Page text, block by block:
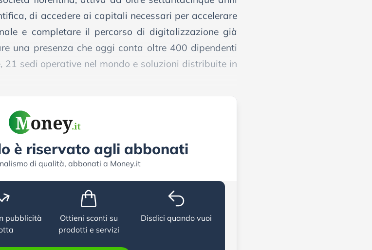
di accedere ai capitali necessari per accelerare
e completare il percorso di digitalizzazione già
una presenza che oggi conta oltre 400 dipendenti
sedi operative nel mondo e soluzioni distribuite in
è riservato agli abbonati
di qualità, abbonati a Money.it
pubblicità
Ottieni sconti su
prodotti e servizi
Disdici quando vuoi